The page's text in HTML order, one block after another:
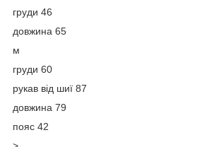
груди 46
довжина 65
м
груди 60
рукав від шиї 87
довжина 79
пояс 42